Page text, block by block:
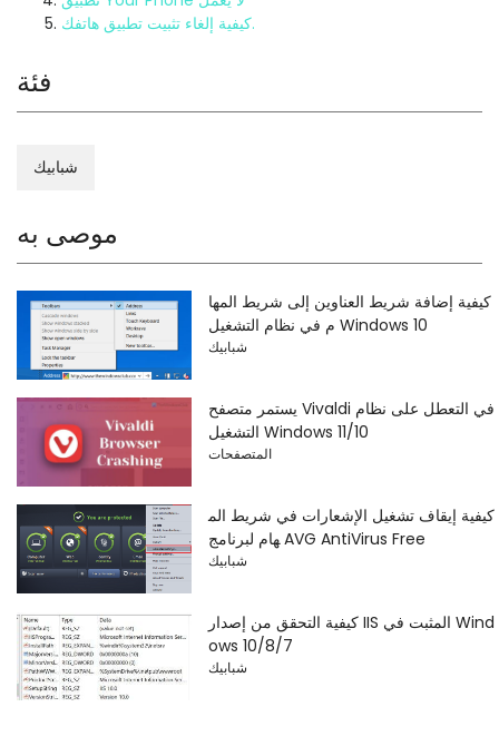
كيفية إلغاء تثبيت تطبيق هاتفك.
فئة
شبابيك
موصى به
كيفية إضافة شريط العناوين إلى شريط المها
م في نظام التشغيل Windows 10
شبابيك
يستمر متصفح Vivaldi في التعطل على نظام
التشغيل Windows 11/10
المتصفحات
كيفية إيقاف تشغيل الإشعارات في شريط الم
هام لبرنامج AVG AntiVirus Free
شبابيك
كيفية التحقق من إصدار IIS المثبت في Wind
ows 10/8/7
شبابيك